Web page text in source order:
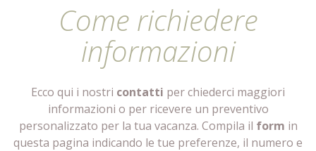
Come richiedere
informazioni
Ecco qui i nostri contatti per chiederci maggiori
informazioni o per ricevere un preventivo
personalizzato per la tua vacanza. Compila il form in
questa pagina indicando le tue preferenze, il numero e